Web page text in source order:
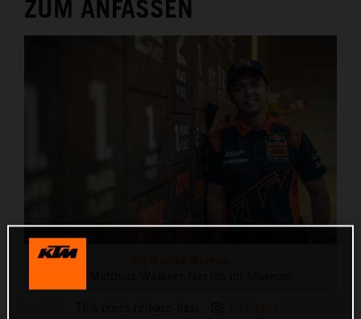
ZUM ANFASSEN